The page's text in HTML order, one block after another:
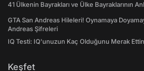
41 Ülkenin Bayrakları ve Ülke Bayraklarının
GTA San Andreas Hileleri! Oynamaya
Andreas Şifreleri
IQ Testi: IQ'unuzun Kaç Olduğunu Merak
Keşfet